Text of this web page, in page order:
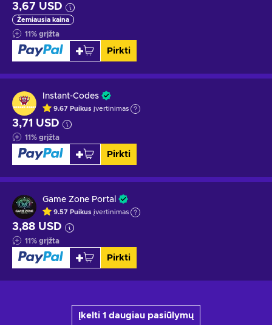
3,67 USD
Žemiausia kaina
11% grįžta
Pirkti
Instant-Codes
9.67 Puikus įvertinimas
3,71 USD
11% grįžta
Pirkti
Game Zone Portal
9.57 Puikus įvertinimas
3,88 USD
11% grįžta
Pirkti
Įkelti 1 daugiau pasiūlymų